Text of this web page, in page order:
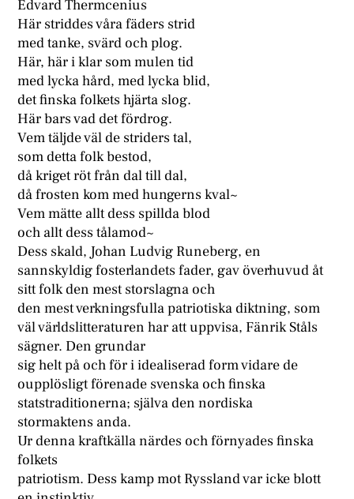
Edvard Thermcenius
Här striddes våra fäders strid
med tanke, svärd och plog.
Här, här i klar som mulen tid
med lycka hård, med lycka blid,
det finska folkets hjärta slog.
Här bars vad det fördrog.
Vem täljde väl de striders tal,
som detta folk bestod,
då kriget röt från dal till dal,
då frosten kom med hungerns kval~
Vem mätte allt dess spillda blod
och allt dess tålamod~
Dess skald, Johan Ludvig Runeberg, en
sannskyldig fosterlandets fader, gav överhuvud åt
sitt folk den mest storslagna och
den mest verkningsfulla patriotiska diktning, som
väl världslitteraturen har att uppvisa, Fänrik Ståls
sägner. Den grundar
sig helt på och för i idealiserad form vidare de
oupplösligt förenade svenska och finska
statstraditionerna; själva den nordiska
stormaktens anda.
Ur denna kraftkälla närdes och förnyades finska
folkets
patriotism. Dess kamp mot Ryssland var icke blott